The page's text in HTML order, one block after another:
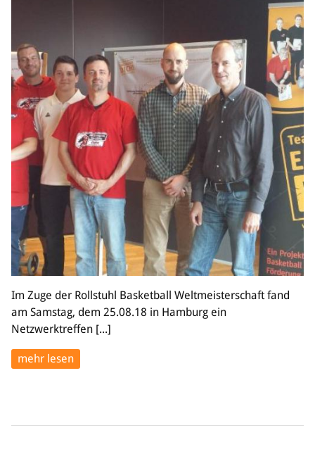
Im Zuge der Rollstuhl Basketball Weltmeisterschaft fand
am Samstag, dem 25.08.18 in Hamburg ein
Netzwerktreffen [...]
mehr lesen